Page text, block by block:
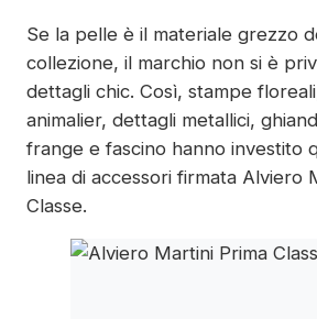
Se la pelle è il materiale grezzo
collezione, il marchio non si è
dettagli chic. Così, stampe
animalier, dettagli metallici,
frange e fascino hanno investito
linea di accessori firmata Alviero
Classe.